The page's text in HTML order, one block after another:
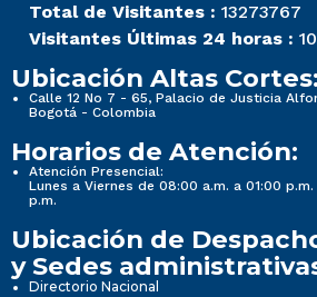
Total de Visitantes : 13273767
Visitantes Últimas 24 horas :
Ubicación Altas Cortes:
Calle 12 No 7 - 65, Palacio de Justicia
Bogotá - Colombia
Horarios de Atención:
Atención Presencial:
Lunes a Viernes de 08:00 a.m. a 01:00
p.m.
Ubicación de
y Sedes
Directorio Nacional